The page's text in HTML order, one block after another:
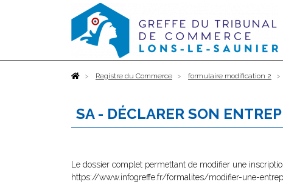
AccueilRegistre du Commerce formulaire modification 2
SA - DÉCLARER SON
Le dossier complet permettant de modifier une
https://www.infogreffe.fr/formalites/modifier-une-